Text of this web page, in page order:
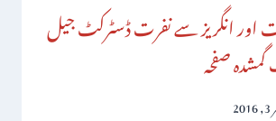
اور انگریز سے نفرت ڈسٹرکٹ جیل
گمشدہ صفحہ